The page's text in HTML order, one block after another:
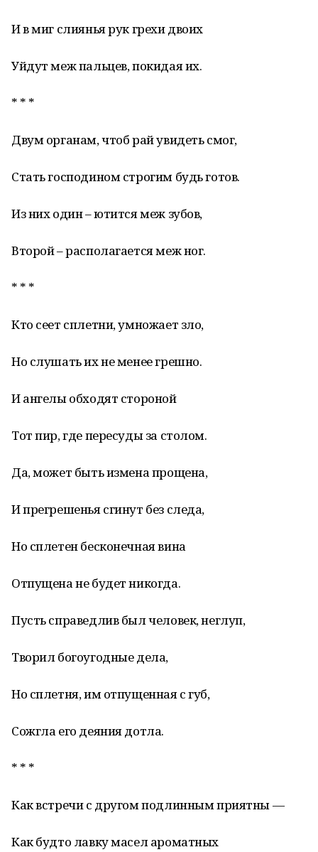
И в миг слиянья рук грехи двоих
Уйдут меж пальцев, покидая их.
* * *
Двум органам, чтоб рай увидеть смог,
Стать господином строгим будь готов.
Из них один – ютится меж зубов,
Второй – располагается меж ног.
* * *
Кто сеет сплетни, умножает зло,
Но слушать их не менее грешно.
И ангелы обходят стороной
Тот пир, где пересуды за столом.
Да, может быть измена прощена,
И прегрешенья сгинут без следа,
Но сплетен бесконечная вина
Отпущена не будет никогда.
Пусть справедлив был человек, неглуп,
Творил богоугодные дела,
Но сплетня, им отпущенная с губ,
Сожгла его деяния дотла.
* * *
Как встречи с другом подлинным приятны —
Как будто лавку масел ароматных